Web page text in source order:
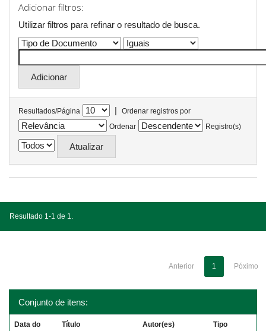
Adicionar filtros:
Utilizar filtros para refinar o resultado de busca.
Resultados/Página |
Ordenar registros por
Ordenar
Registro(s)
Resultado 1-1 de 1.
Anterior 1 Póximo
Conjunto de itens:
Data do
Título Autor(es) Tipo